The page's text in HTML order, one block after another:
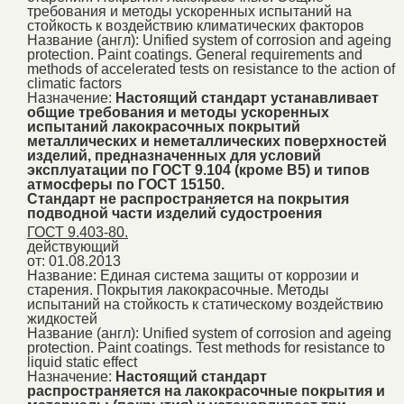
требования и методы ускоренных испытаний на
стойкость к воздействию климатических факторов
Название (англ): Unified system of corrosion and ageing
protection. Paint coatings. General requirements and
methods of accelerated tests on resistance to the action of
climatic factors
Назначение: Настоящий стандарт устанавливает
общие требования и методы ускоренных
испытаний лакокрасочных покрытий
металлических и неметаллических поверхностей
изделий, предназначенных для условий
эксплуатации по ГОСТ 9.104 (кроме В5) и типов
атмосферы по ГОСТ 15150.
Стандарт не распространяется на покрытия
подводной части изделий судостроения
ГОСТ 9.403-80.
действующий
от: 01.08.2013
Название: Единая система защиты от коррозии и
старения. Покрытия лакокрасочные. Методы
испытаний на стойкость к статическому воздействию
жидкостей
Название (англ): Unified system of corrosion and ageing
protection. Paint coatings. Test methods for resistance to
liquid static effect
Назначение: Настоящий стандарт
распространяется на лакокрасочные покрытия и